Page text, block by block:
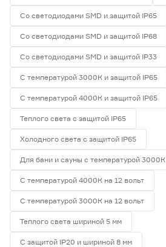
Smartbuy
Китай
Гарантия
2 года
3 года
Со светодиодами SMD и защитой IP65
Со светодиодами SMD и защитой IP68
Со светодиодами SMD и защитой IP33
С температурой 3000К и защитой IP65
С температурой 4000К и защитой IP65
Теплого света с защитой IP65
Холодного света с защитой IP65
Для бани и сауны с температурой 3000К
С температурой 4000К на 12 вольт
С температурой 3000К на 12 вольт
Теплого света шириной 5 мм
С защитой IP20 и шириной 8 мм